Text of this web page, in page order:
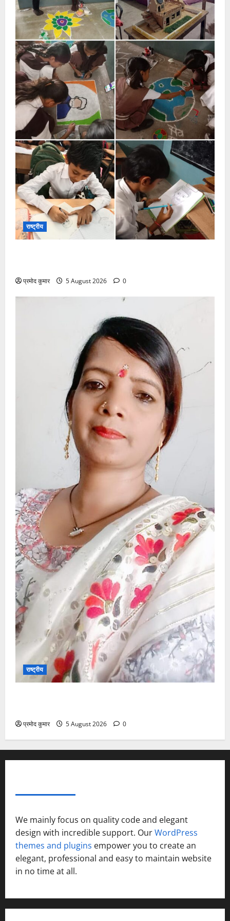
राष्ट्रीय
प्रमोद कुमार 5 August 2026 0
राष्ट्रीय
प्रमोद कुमार 5 August 2026 0
We mainly focus on quality code and elegant
design with incredible support. OurWordPress
themes and plugins empower you to create an
elegant, professional and easy to maintain website
in no time at all.